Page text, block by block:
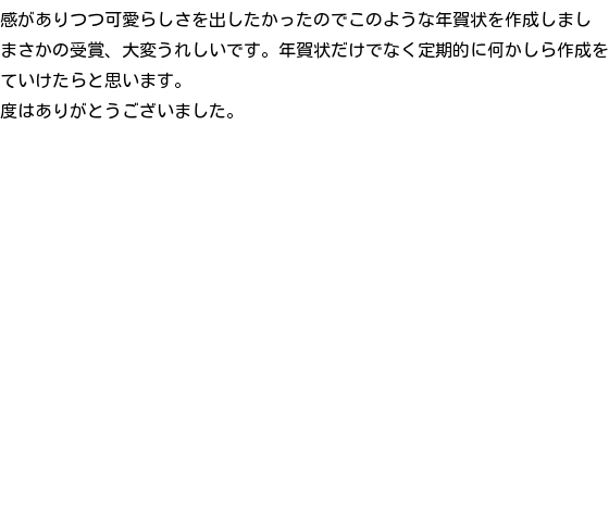
感がありつつ可愛らしさを出したかったのでこのような年賀状を作成しまし
さかの受賞、大変うれしいです。年賀状だけでなく定期的に何かしら作成を
いけたらと思います。
はありがとうございました。